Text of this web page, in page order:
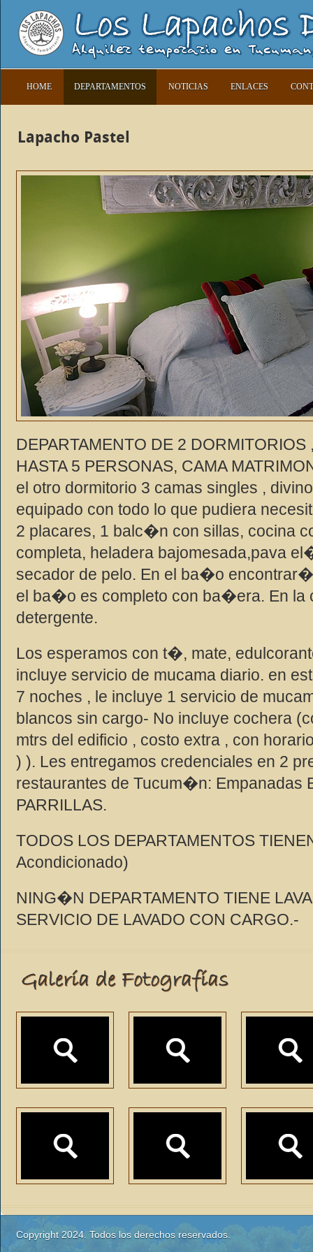
HOME DEPARTAMENTOS NOTICIAS ENLACES
Lapacho Pastel
DEPARTAMENTO DE 2 DORMITORIOS
HASTA 5 PERSONAS, CAMA
el otro dormitorio 3 camas singles ,
equipado con todo lo que pudiera
2 placares, 1 balc�n con sillas, cocina
completa, heladera bajomesada,pava
secador de pelo. En el ba�o
el ba�o es completo con ba�era. En la
detergente.
Los esperamos con t�, mate,
incluye servicio de mucama diario. en
7 noches , le incluye 1 servicio de
blancos sin cargo- No incluye cochera
mtrs del edificio , costo extra , con
) ). Les entregamos credenciales en 2
restaurantes de Tucum�n: Empanadas
PARRILLAS.
TODOS LOS DEPARTAMENTOS
Acondicionado)
NING�N DEPARTAMENTO TIENE
SERVICIO DE LAVADO CON CARGO.-
Copyright 2024. Todos los derechos reservados.